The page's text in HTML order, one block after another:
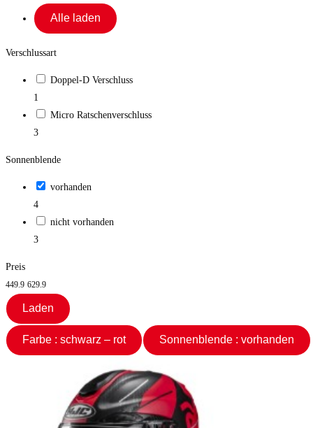
Alle laden
Verschlussart
Doppel-D Verschluss
1
Micro Ratschenverschluss
3
Sonnenblende
vorhanden
4
nicht vorhanden
3
Preis
449.9 629.9
Laden
Farbe : schwarz – rot Sonnenblende : vorhanden